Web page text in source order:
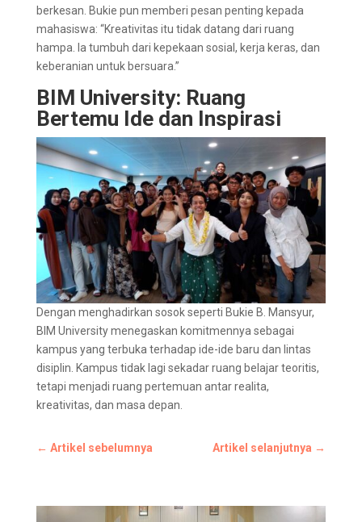
berkesan. Bukie pun memberi pesan penting kepada
mahasiswa: “Kreativitas itu tidak datang dari ruang
hampa. Ia tumbuh dari kepekaan sosial, kerja keras, dan
keberanian untuk bersuara.”
BIM University: Ruang
Bertemu Ide dan Inspirasi
Dengan menghadirkan sosok seperti Bukie B. Mansyur,
BIM University menegaskan komitmennya sebagai
kampus yang terbuka terhadap ide-ide baru dan lintas
disiplin. Kampus tidak lagi sekadar ruang belajar teoritis,
tetapi menjadi ruang pertemuan antar realita,
kreativitas, dan masa depan.
← Artikel sebelumnya Artikel selanjutnya →